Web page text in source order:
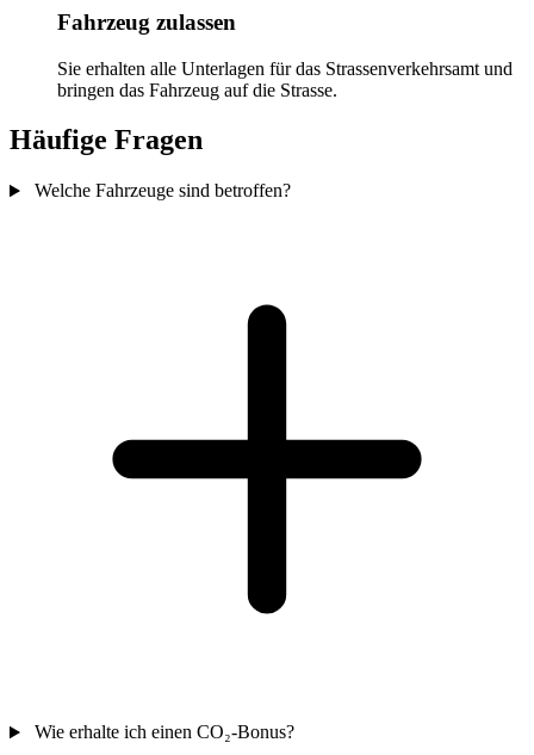
Fahrzeug zulassen
Sie erhalten alle Unterlagen für das Strassenverkehrsamt und
bringen das Fahrzeug auf die Strasse.
Häufige Fragen
Welche Fahrzeuge sind betroffen?
Wie erhalte ich einen CO₂-Bonus?